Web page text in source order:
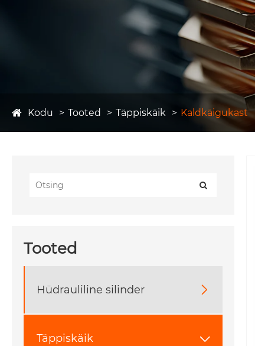
Kodu Tooted Täppiskäik Kaldkäigukast
Tooted
Hüdrauliline silinder 
Täppiskäik 